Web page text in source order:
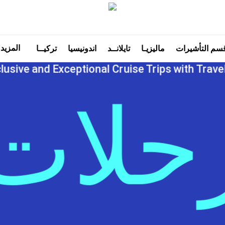
التأشيرات ماليزيـا تايلانــد اندونيسيا تركيــا المزيد
and Exceptional Cruise Trips with